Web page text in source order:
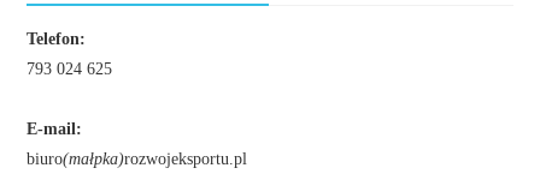
Telefon:
793 024 625
E-mail:
biuro(małpka)rozwojeksportu.pl